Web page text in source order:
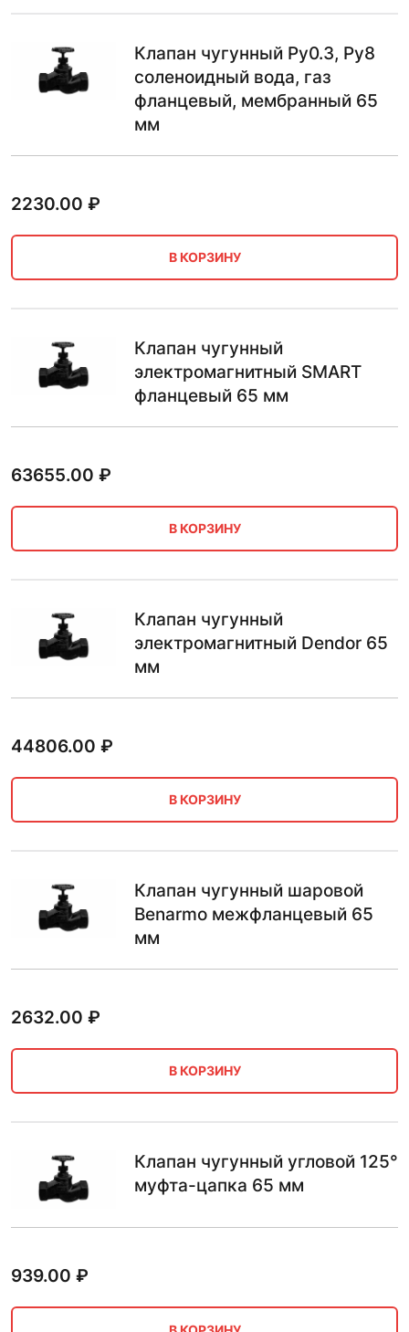
Клапан чугунный Ру0.3, Ру8
соленоидный вода, газ
фланцевый, мембранный 65
мм
2230.00 ₽
В КОРЗИНУ
Клапан чугунный
электромагнитный SMART
фланцевый 65 мм
63655.00 ₽
В КОРЗИНУ
Клапан чугунный
электромагнитный Dendor 65
мм
44806.00 ₽
В КОРЗИНУ
Клапан чугунный шаровой
Benarmo межфланцевый 65
мм
2632.00 ₽
В КОРЗИНУ
Клапан чугунный угловой 125°
муфта-цапка 65 мм
939.00 ₽